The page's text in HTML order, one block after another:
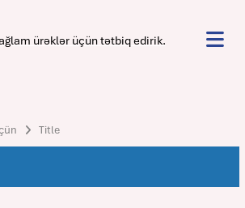
ürəklər üçün tətbiq edirik.
Title